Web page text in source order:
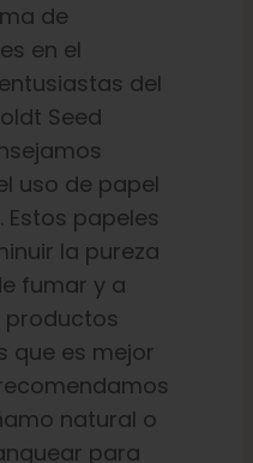
de
en el
del
Seed
uso de papel
papeles
la pureza
fumar y a
productos
que es mejor
natural o
para